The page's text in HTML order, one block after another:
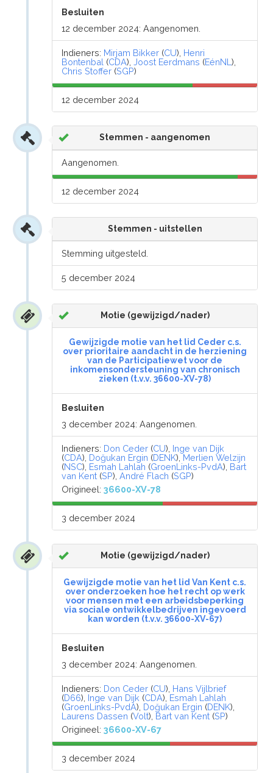
Besluiten
12 december 2024: Aangenomen.
Indieners: Mirjam Bikker (CU), Henri
Bontenbal (CDA),Joost Eerdmans (EénNL),
Chris Stoffer (SGP)
12 december 2024
Stemmen - aangenomen
Aangenomen.
12 december 2024
Stemmen - uitstellen
Stemming uitgesteld.
5 december 2024
Motie (gewijzigd/nader)
Gewijzigde motie van het lid Ceder c.s.
over prioritaire aandacht in de herziening
van de Participatiewet voor de
inkomensondersteuning van chronisch
zieken (t.v.v. 36600-XV-78)
Besluiten
3 december 2024: Aangenomen.
Indieners: Don Ceder (CU), Inge van Dijk
(CDA), Doğukan Ergin (DENK), Merlien Welzijn
(NSC), Esmah Lahlah (GroenLinks-PvdA), Bart
van Kent (SP),André Flach (SGP)
Origineel:36600-XV-78
3 december 2024
Motie (gewijzigd/nader)
Gewijzigde motie van het lid Van Kent c.s.
over onderzoeken hoe het recht op werk
voor mensen met een arbeidsbeperking
via sociale ontwikkelbedrijven ingevoerd
kan worden (t.v.v. 36600-XV-67)
Besluiten
3 december 2024: Aangenomen.
Indieners: Don Ceder (CU), Hans Vijlbrief
(D66), Inge van Dijk (CDA), Esmah Lahlah
(GroenLinks-PvdA), Doğukan Ergin (DENK),
Laurens Dassen (Volt), Bart van Kent (SP)
Origineel:36600-XV-67
3 december 2024